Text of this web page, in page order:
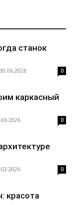
станок
30.06.2026 0
каркасный
0
0
красота